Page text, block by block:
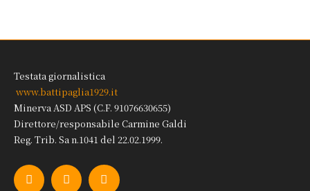
Testata giornalistica
www.battipaglia1929.it
Minerva ASD APS (C.F. 91076630655)
Direttore/responsabile Carmine Galdi
Reg. Trib. Sa n.1041 del 22.02.1999.